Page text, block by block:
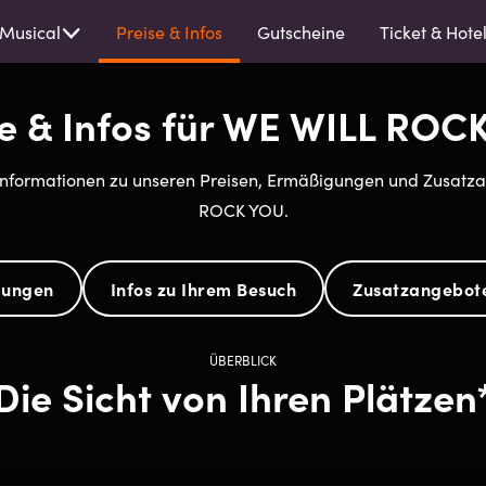
Preise & Infos Gutscheine Ticket & Hotel
& Infos für WE WILL
zu unseren Preisen, Ermäßigungen und
ROCK YOU.
Infos zu Ihrem Besuch
ÜBERBLICK
Sicht von Ihren